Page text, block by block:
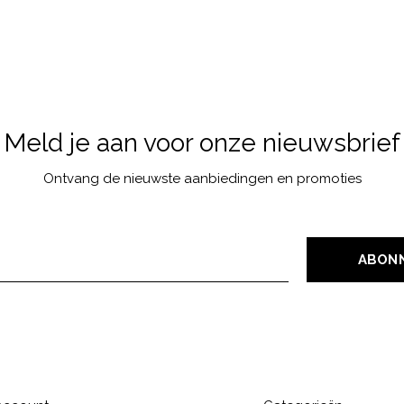
Meld je aan voor onze nieuwsbrief
Ontvang de nieuwste aanbiedingen en promoties